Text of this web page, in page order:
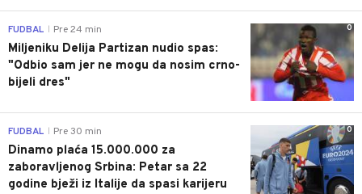
0
FUDBAL Pre 24 min
Miljeniku Delija Partizan nudio spas:
"Odbio sam jer ne mogu da nosim crno-
bijeli dres"
0
FUDBAL Pre 30 min
Dinamo plaća 15.000.000 za
zaboravljenog Srbina: Petar sa 22
godine bježi iz Italije da spasi karijeru